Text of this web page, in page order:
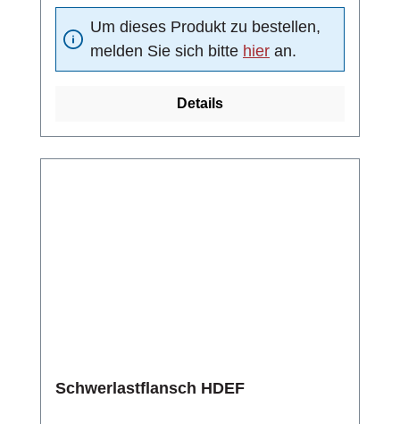
Um dieses Produkt zu bestellen,
melden Sie sich bitte hier an.
Details
Schwerlastflansch HDEF